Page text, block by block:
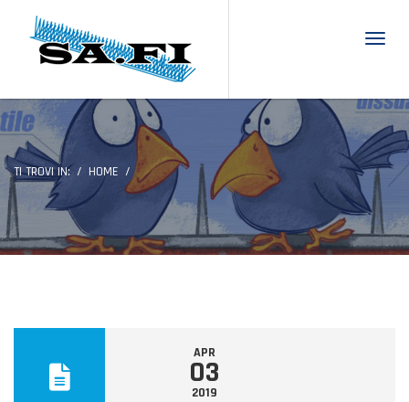
TI TROVI IN: HOME
APR
03
2019